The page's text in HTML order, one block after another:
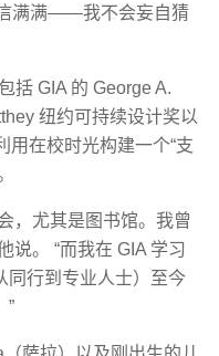
满满——我不会妄自猜
括 GIA 的 George A.
纽约可持续设计奖以
用在校时光构建一个“支
，尤其是图书馆。我曾
说。 “而我在 GIA 学习
同行到专业人士）至今
”